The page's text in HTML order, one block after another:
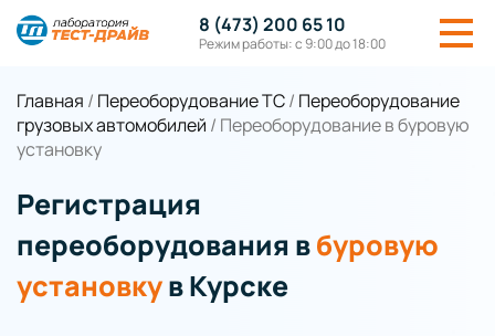
8 (473) 200 65 10
Режим работы: с 9:00 до 18:00
Главная / Переоборудование ТС/ Переоборудование
грузовых автомобилей / Переоборудование в буровую
установку
Регистрация
переоборудования вбуровую
установкув Курске